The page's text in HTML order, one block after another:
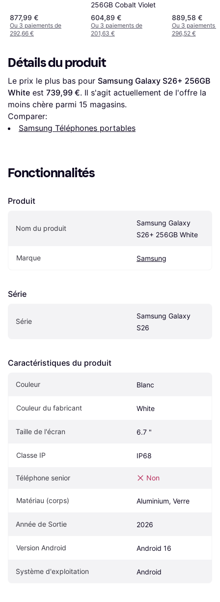
877,99 €
Ou 3 paiements de
292,66 €
256GB Cobalt Violet
604,89 €
Ou 3 paiements de
201,63 €
889,58 €
Ou 3 paiements
296,52 €
Détails du produit
Le prix le plus bas pour Samsung Galaxy S26+ 256GB
White est 739,99 €. Il s'agit actuellement de l'offre la
moins chère parmi 15 magasins.
Comparer:
Samsung Téléphones portables
Fonctionnalités
Produit
Nom du produit
Samsung Galaxy
S26+ 256GB White
Marque Samsung
Série
Série
Samsung Galaxy
S26
Caractéristiques du produit
Couleur Blanc
Couleur du fabricant White
Taille de l'écran 6.7 "
Classe IP IP68
Téléphone senior Non
Matériau (corps) Aluminium, Verre
Année de Sortie 2026
Version Android Android 16
Système d'exploitation Android